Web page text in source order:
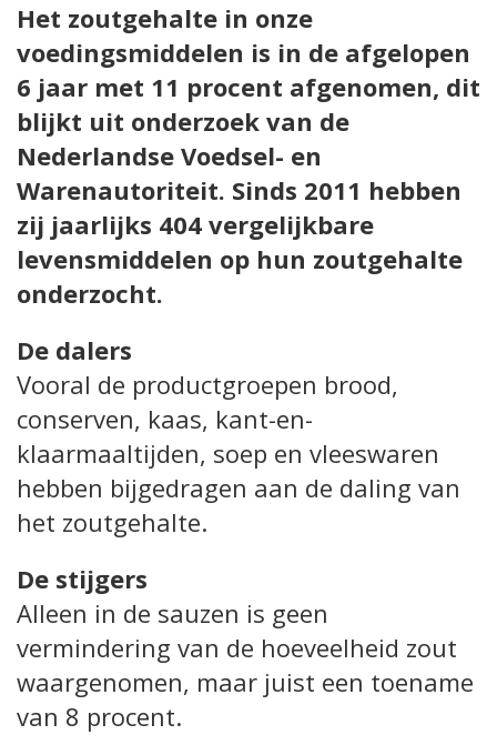
Het zoutgehalte in onze
voedingsmiddelen is in de afgelopen
6 jaar met 11 procent afgenomen, dit
blijkt uit onderzoek van de
Nederlandse Voedsel- en
Warenautoriteit. Sinds 2011 hebben
zij jaarlijks 404 vergelijkbare
levensmiddelen op hun zoutgehalte
onderzocht.
De dalers
Vooral de productgroepen brood,
conserven, kaas, kant-en-
klaarmaaltijden, soep en vleeswaren
hebben bijgedragen aan de daling van
het zoutgehalte.
De stijgers
Alleen in de sauzen is geen
vermindering van de hoeveelheid zout
waargenomen, maar juist een toename
van 8 procent.